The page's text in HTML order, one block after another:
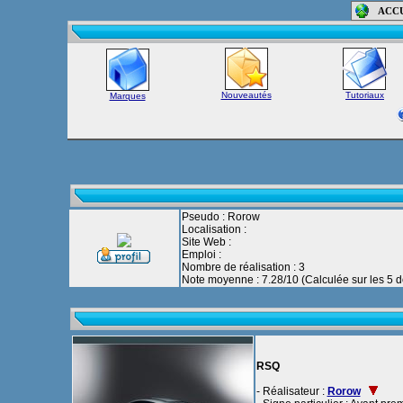
Marques Nouveautés Tutoriaux
Pseudo : Rorow
Localisation :
Site Web :
Emploi :
Nombre de réalisation : 3
Note moyenne : 7.28/10 (Calculée sur les 5
RSQ
- Réalisateur : Rorow